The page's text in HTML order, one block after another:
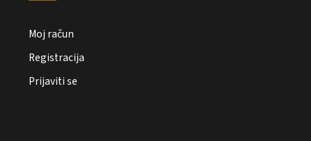
Moj račun
Registracija
Prijaviti se